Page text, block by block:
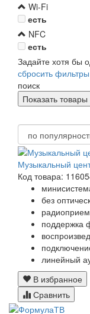
Wi-Fi
есть
NFC
есть
Задайте хотя бы
сбросить фильтры
поиск
Музыкальный
Код товара:
без
поддержка
линейный
В избранное
Сравнить